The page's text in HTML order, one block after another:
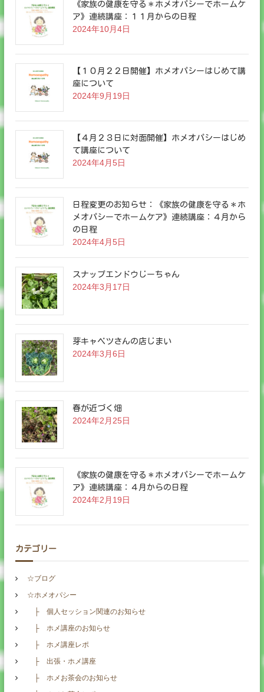
《家族の健康を守る＊ホメオパシーでホームケ
ア》連続講座：１１月からの日程
2024年10月4日
【１０月２２日開催】ホメオパシーはじめて講
座について
2024年9月19日
【４月２３日に対面開催】ホメオパシーはじめ
て講座について
2024年4月5日
日程変更のお知らせ：《家族の健康を守る＊ホ
メオパシーでホームケア》連続講座：４月から
の日程
2024年4月5日
スナップエンドウじーちゃん
2024年3月17日
芽キャベツさんの店じまい
2024年3月6日
春が近づく畑
2024年2月25日
《家族の健康を守る＊ホメオパシーでホームケ
ア》連続講座：４月からの日程
2024年2月19日
カテゴリー
☆ブログ
☆ホメオパシー
├ 個人セッション関連のお知らせ
├ ホメ講座のお知らせ
├ ホメ講座レポ
├ 出張・ホメ講座
├ ホメお茶会のお知らせ